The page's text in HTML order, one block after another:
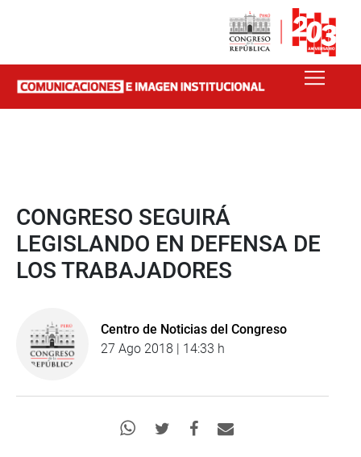
CONGRESO SEGUIRÁ
LEGISLANDO EN DEFENSA DE
LOS TRABAJADORES
Centro de Noticias del Congreso
27 Ago 2018 | 14:33 h